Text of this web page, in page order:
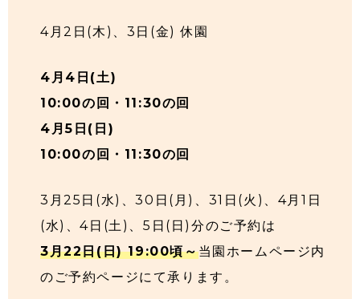
4月2日(木)、3日(金) 休園
4月4日(土)
10:00の回・11:30の回
4月5日(日)
10:00の回・11:30の回
3月25日(水)、30日(月)、31日(火)、4月1日
(水)、4日(土)、5日(日)分のご予約は
3月22日(日) 19:00頃～当園ホームページ内
のご予約ページにて承ります。